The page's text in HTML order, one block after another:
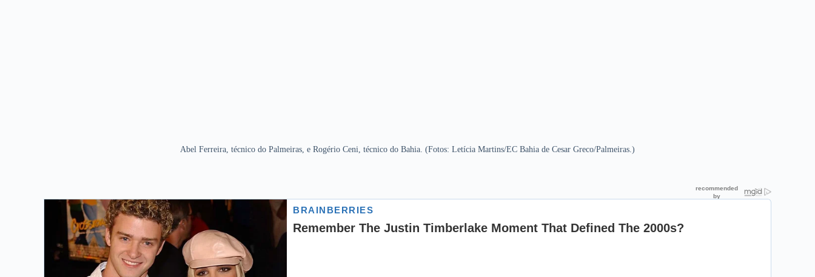
Abel Ferreira, técnico do Palmeiras, e Rogério Ceni, técnico do Bahia. (Fotos: Letícia Martins/EC Bahia de Cesar Greco/Palmeiras.)